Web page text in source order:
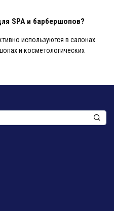
SPA и барбершопов?
используются в салонах
и косметологических